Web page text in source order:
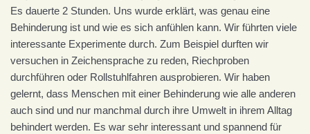
Es dauerte 2 Stunden. Uns wurde erklärt, was genau eine
Behinderung ist und wie es sich anfühlen kann. Wir führten viele
interessante Experimente durch. Zum Beispiel durften wir
versuchen in Zeichensprache zu reden, Riechproben
durchführen oder Rollstuhlfahren ausprobieren. Wir haben
gelernt, dass Menschen mit einer Behinderung wie alle anderen
auch sind und nur manchmal durch ihre Umwelt in ihrem Alltag
behindert werden. Es war sehr interessant und spannend für